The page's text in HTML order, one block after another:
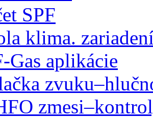
SPF
klima.
Gas aplikácie